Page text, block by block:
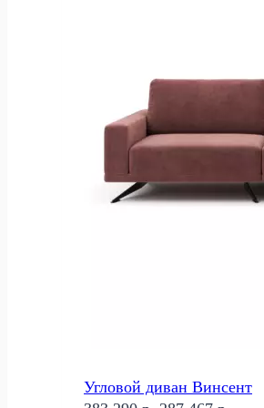
Угловой диван Винсент